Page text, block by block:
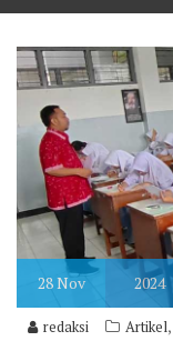
28Nov 2024
redaksi Artikel,